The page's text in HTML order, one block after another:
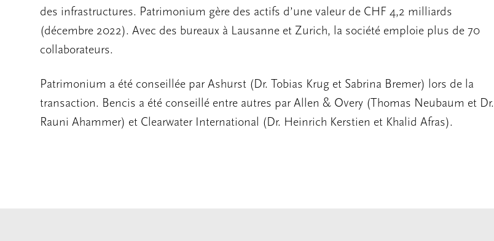
des infrastructures. Patrimonium gère des actifs d’une valeur de CHF 4,2 milliards
(décembre 2022). Avec des bureaux à Lausanne et Zurich, la société emploie plus de 70
collaborateurs.
Patrimonium a été conseillée par Ashurst (Dr. Tobias Krug et Sabrina Bremer) lors de la
transaction. Bencis a été conseillé entre autres par Allen & Overy (Thomas Neubaum et Dr.
Rauni Ahammer) et Clearwater International (Dr. Heinrich Kerstien et Khalid Afras).